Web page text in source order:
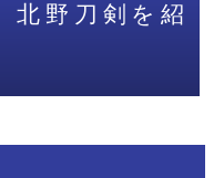
野刀剣を紹